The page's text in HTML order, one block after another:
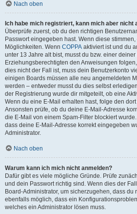
Nach oben
Ich habe mich registriert, kann mich aber nicht
Überprüfe zuerst, ob du den richtigen
Passwort eingegeben hast. Wenn diese
Möglichkeiten. Wenn COPPA aktiviert ist und du
unter 13 Jahre alt bist, musst du bzw. einer
Erziehungsberechtigten den Anweisungen
dies nicht der Fall ist, muss dein Benutzerkonto
einigen Boards müssen alle neu angemeldeten
werden – entweder musst du dies selbst
der Registrierung wurde dir mitgeteilt, ob eine
Wenn du eine E-Mail erhalten hast, folge den
Ansonsten prüfe, ob du deine E-Mail-Adresse
die E-Mail von einem Spam-Filter blockiert
dass deine E-Mail-Adresse korrekt eingegeben
Administrator.
Nach oben
Warum kann ich mich nicht anmelden?
Dafür gibt es viele mögliche Gründe. Prüfe
und dein Passwort richtig sind. Wenn dies der
Board-Administrator, um sicherzugehen, dass du
ebenfalls möglich, dass ein
welches ein Administrator lösen muss.